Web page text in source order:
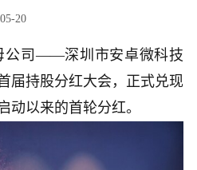
20
公司——深圳市安卓微科技
届持股分红大会，正式兑现
动以来的首轮分红。